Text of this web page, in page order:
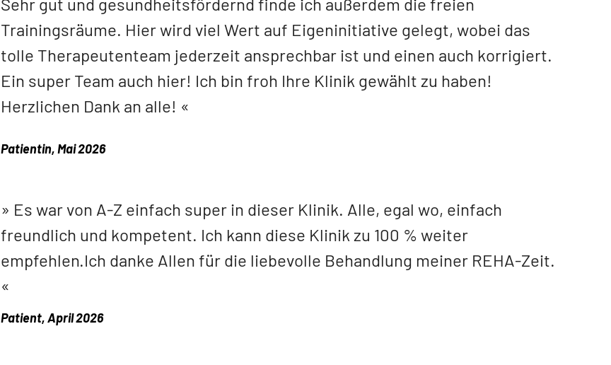
Trainingsräume. Hier wird viel Wert auf Eigeninitiative gelegt, wobei das
tolle Therapeutenteam jederzeit ansprechbar ist und einen auch korrigiert.
Ein super Team auch hier! Ich bin froh Ihre Klinik gewählt zu haben!
Herzlichen Dank an alle!
Patientin, Mai 2026
Es war von A-Z einfach super in dieser Klinik. Alle, egal wo, einfach
freundlich und kompetent. Ich kann diese Klinik zu 100 % weiter
empfehlen.Ich danke Allen für die liebevolle Behandlung meiner REHA-Zeit.
Patient, April 2026